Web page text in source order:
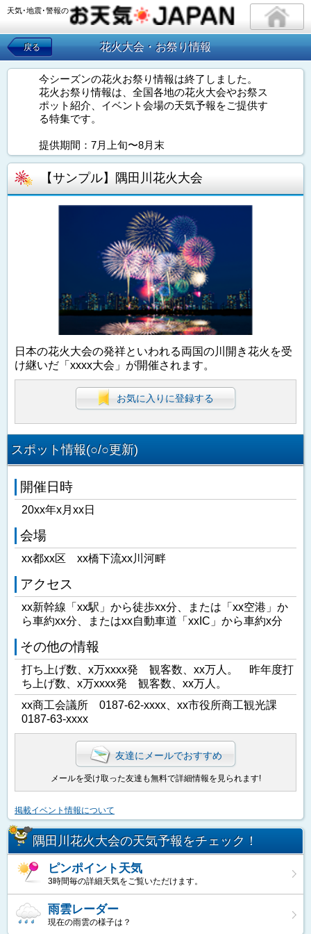
天気･地震･警報の
戻る 花火大会・お祭り情報
今シーズンの花火お祭り情報は終了しました。
花火お祭り情報は、全国各地の花火大会やお祭ス
ポット紹介、イベント会場の天気予報をご提供す
る特集です。
提供期間：7月上旬〜8月末
【サンプル】隅田川花火大会
日本の花火大会の発祥といわれる両国の川開き花火を受
け継いだ「xxxx大会」が開催されます。
お気に入りに登録する
スポット情報(○/○更新)
開催日時
20xx年x月xx日
会場
xx都xx区 xx橋下流xx川河畔
アクセス
xx新幹線「xx駅」から徒歩xx分、または「xx空港」か
ら車約xx分、またはxx自動車道「xxIC」から車約x分
その他の情報
打ち上げ数、x万xxxx発 観客数、xx万人。 昨年度打
ち上げ数、x万xxxx発 観客数、xx万人。
xx商工会議所 0187-62-xxxx、xx市役所商工観光課
0187-63-xxxx
友達にメールでおすすめ
メールを受け取った友達も無料で詳細情報を見られます!
掲載イベント情報について
隅田川花火大会の天気予報をチェック！
ピンポイント天気
3時間毎の詳細天気をご覧いただけます。
雨雲レーダー
現在の雨雲の様子は？